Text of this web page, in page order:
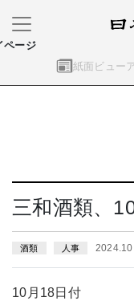
紙面ビュー
ページ
三和酒類、
酒類 人事
10月18日付